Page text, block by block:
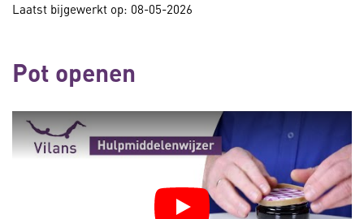
Laatst bijgewerkt op: 08-05-2026
Pot openen